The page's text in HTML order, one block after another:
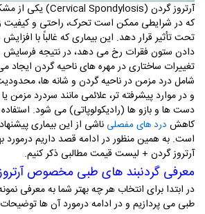
آرتروز گردن (Cervical Spondylosis)یکی از
که در شرایطی ممکن است تحرک، راحتی و کیفیت
تحت تأثیر قرار دهد. این بیماری که غالباً با
دادن ستون فقرات رخ می دهد، در نتیجه
تغییرات ساختاری در مهره های ناحیه گردن ایجاد
شامل درد مزمن در ناحیه گردن و شانه ها،
و در موارد پیشرفته تر، علائمی مانند سردرد
دست ها و بازو ها (رادیکولوپاتی) می شود.
کاهش درد های مفصلی ناشی از این بیماری
است. به همین منظور در ادامه قصد داریم درمورد
آرتروز گردن + لیست قیمت مطالبی ذکر کنیم.
معرفی گردنبند های طبی مخصوص
در ابتدا برای انتخاب هر چه بهتر شما به معرفی
طبی می پردازیم و در ادامه درمورد آن ها